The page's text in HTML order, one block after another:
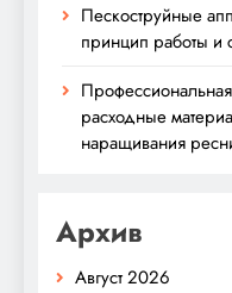
Пескоструйные
принцип работы
расходные
наращивания
Архив
Август 2026